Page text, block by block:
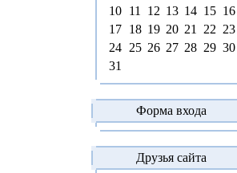
10 11 12 13 14 15 16
17 18 19 20 21 22 23
24 25 26 27 28 29 30
31
Форма входа
Друзья сайта